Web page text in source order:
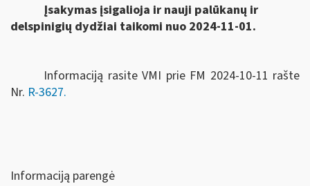
Įsakymas įsigalioja ir nauji palūkanų ir
delspinigių dydžiai taikomi nuo 2024-11-01.
Informaciją rasite VMI prie FM 2024-10-11 rašte
Nr. R-3627.
Informaciją parengė